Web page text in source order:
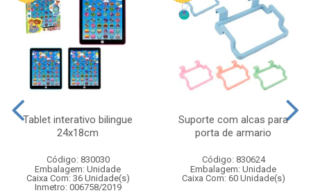
Tablet interativo bilingue
24x18cm
Código: 830030
Embalagem: Unidade
Caixa Com: 36 Unidade(s)
Inmetro: 006758/2019
Suporte com alcas para
porta de armario
Código: 830624
Embalagem: Unidade
Caixa Com: 60 Unidade(s)